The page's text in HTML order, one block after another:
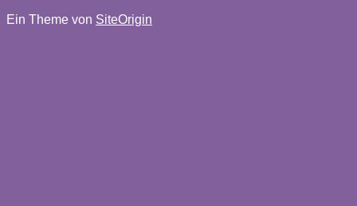
Ein Theme von SiteOrigin